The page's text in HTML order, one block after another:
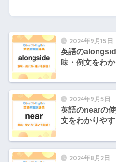
2024年9月15日
英語の
味・例文をわ
2024年9月5日
英語のnearの
文をわかりやす
2024年8月2日